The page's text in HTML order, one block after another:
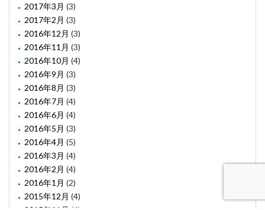
2017年3月 (3)
2017年2月 (3)
2016年12月 (3)
2016年11月 (3)
2016年10月 (4)
2016年9月 (3)
2016年8月 (3)
2016年7月 (4)
2016年6月 (4)
2016年5月 (3)
2016年4月 (5)
2016年3月 (4)
2016年2月 (4)
2016年1月 (2)
2015年12月 (4)